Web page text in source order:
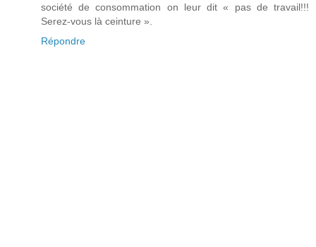
société de consommation on leur dit « pas de travail!!!
Serez-vous là ceinture ».
Répondre